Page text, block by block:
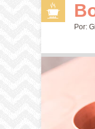
Por: